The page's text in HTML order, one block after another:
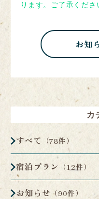
ります。ご了承くださ
お知
カ
すべて （78件）
宿泊プラン （12件）
お知らせ （90件）